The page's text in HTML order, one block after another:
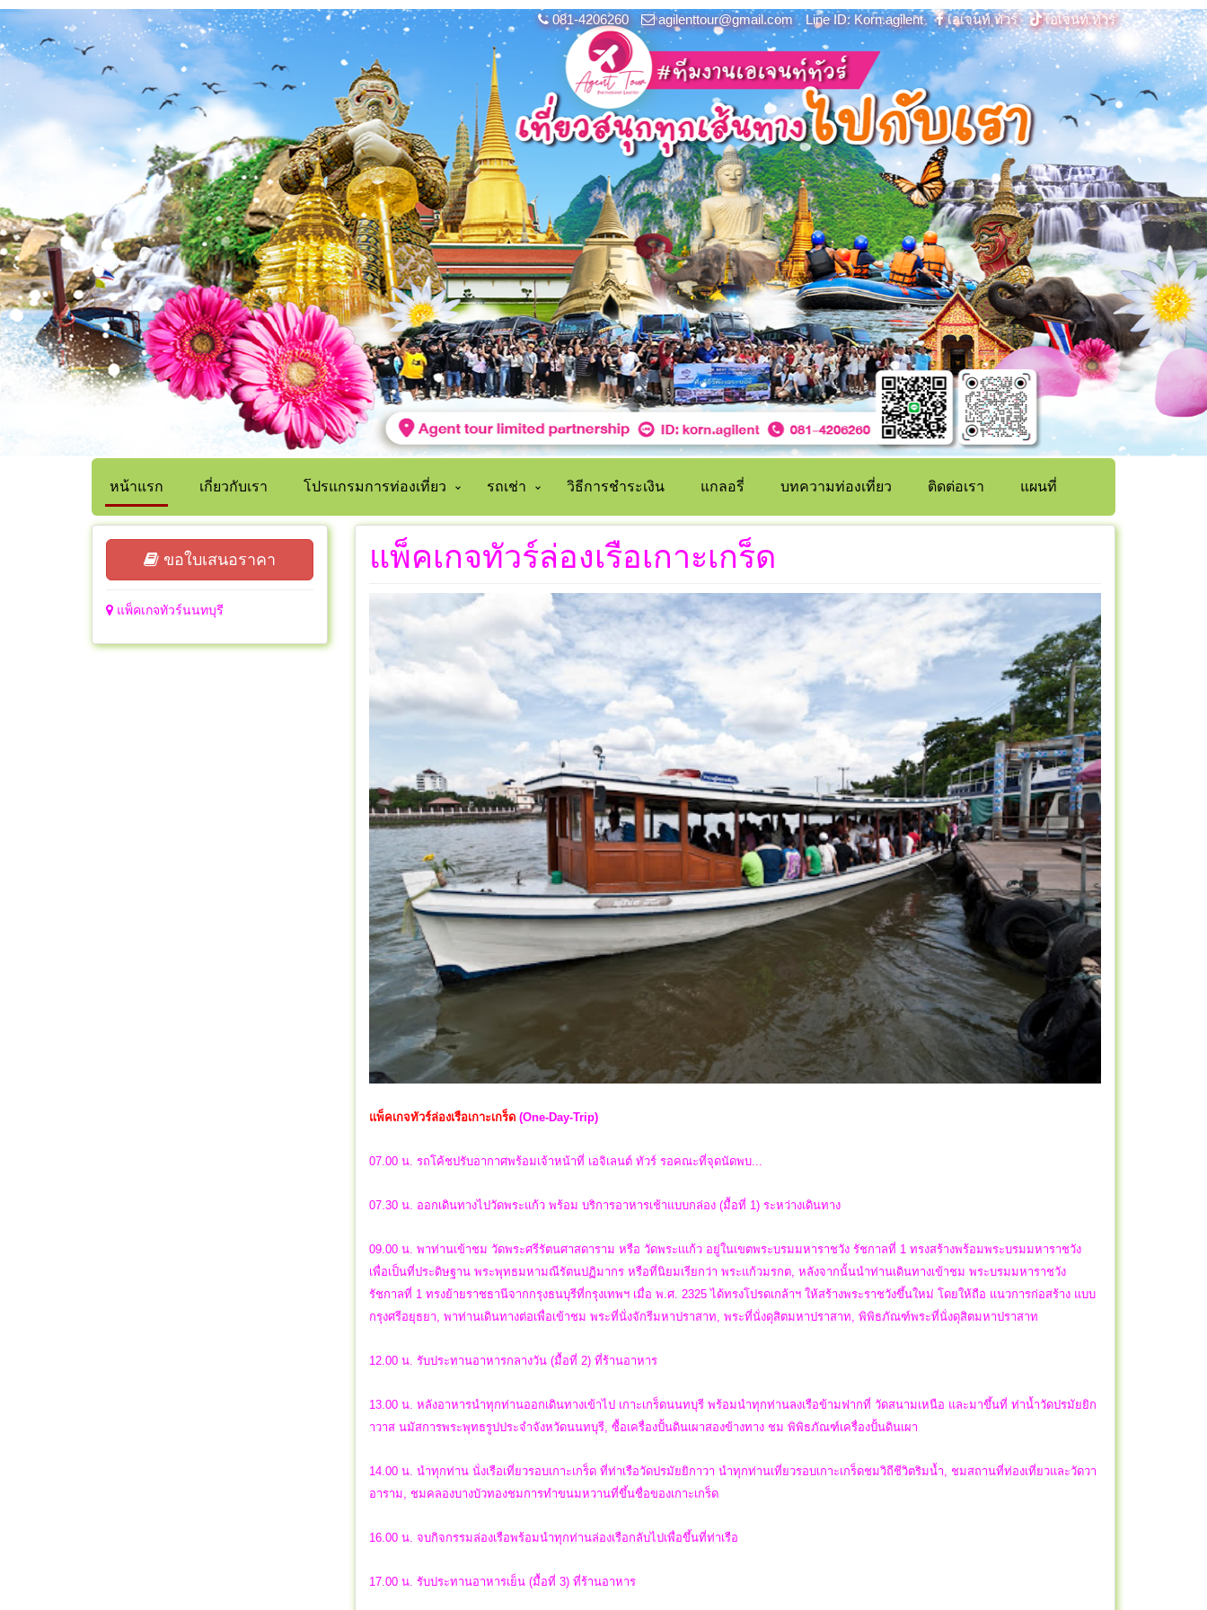
081-4206260 agilenttour@gmail.com Line ID: Korn.agilent เอเจนท์ ทัวร์ เอเจนท์ ทัวร์
หน้าแรก เกี่ยวกับเรา โปรแกรมการท่องเที่ยว รถเช่า วิธีการชำระเงิน แกลอรี่ บทความท่องเที่ยว ติดต่อเรา แผนที่
ขอใบเสนอราคา
แพ็คเกจทัวร์นนทบุรี
แพ็คเกจทัวร์ล่องเรือเกาะเกร็ด
แพ็คเกจทัวร์ล่องเรือเกาะเกร็ด (One-Day-Trip)
07.00 น. รถโค้ชปรับอากาศพร้อมเจ้าหน้าที่ เอจิเลนต์ ทัวร์ รอคณะที่จุดนัดพบ...
07.30 น. ออกเดินทางไปวัดพระแก้ว พร้อม บริการอาหารเช้าแบบกล่อง (มื้อที่ 1) ระหว่างเดินทาง
09.00 น. พาท่านเข้าชม วัดพระศรีรัตนศาสดาราม หรือ วัดพระเแก้ว อยู่ในเขตพระบรมมหาราชวัง รัชกาลที่ 1 ทรงสร้างพร้อมพระบรมมหาราชวัง
เพื่อเป็นที่ประดิษฐาน พระพุทธมหามณีรัตนปฏิมากร หรือที่นิยมเรียกว่า พระแก้วมรกต, หลังจากนั้นนำท่านเดินทางเข้าชม พระบรมมหาราชวัง
รัชกาลที่ 1 ทรงย้ายราชธานีจากกรุงธนบุรีที่กรุงเทพฯ เมื่อ พ.ศ. 2325 ได้ทรงโปรดเกล้าฯ ให้สร้างพระราชวังขึ้นใหม่ โดยให้ถือ แนวการก่อสร้าง แบบ
กรุงศรีอยุธยา, พาท่านเดินทางต่อเพื่อเข้าชม พระที่นั่งจักรีมหาปราสาท, พระที่นั่งดุสิตมหาปราสาท, พิพิธภัณฑ์พระที่นั่งดุสิตมหาปราสาท
12.00 น. รับประทานอาหารกลางวัน (มื้อที่ 2) ที่ร้านอาหาร
13.00 น. หลังอาหารนำทุกท่านออกเดินทางเข้าไป เกาะเกร็ดนนทบุรี พร้อมนำทุกท่านลงเรือข้ามฟากที่ วัดสนามเหนือ และมาขึ้นที่ ท่าน้ำวัดปรมัยยิก
าวาส นมัสการพระพุทธรูปประจำจังหวัดนนทบุรี, ซื้อเครื่องปั้นดินเผาสองข้างทาง ชม พิพิธภัณฑ์เครื่องปั้นดินเผา
14.00 น. นำทุกท่าน นั่งเรือเที่ยวรอบเกาะเกร็ด ที่ท่าเรือวัดปรมัยยิกาวา นำทุกท่านเที่ยวรอบเกาะเกร็ดชมวิถีชีวิตริมน้ำ, ชมสถานที่ท่องเที่ยวและวัดวา
อาราม, ชมคลองบางบัวทองชมการทำขนมหวานที่ขึ้นชื่อของเกาะเกร็ด
16.00 น. จบกิจกรรมล่องเรือพร้อมนำทุกท่านล่องเรือกลับไปเพื่อขึ้นที่ท่าเรือ
17.00 น. รับประทานอาหารเย็น (มื้อที่ 3) ที่ร้านอาหาร